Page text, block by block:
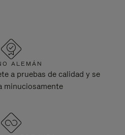
ALEMÁN
a pruebas de calidad y se
minuciosamente